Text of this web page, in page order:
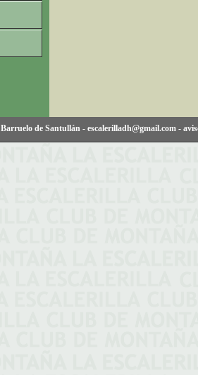
Barruelo de Santullán - escalerilladh@gmail.com -